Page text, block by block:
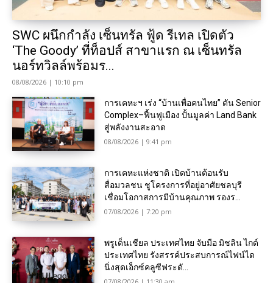
SWC ผนึกกำลัง เซ็นทรัล ฟู้ด รีเทล เปิดตัว
‘The Goody’ ที่ท็อปส์ สาขาแรก ณ เซ็นทรัล
นอร์ทวิลล์พร้อมร...
08/08/2026 | 10:10 pm
การเคหะฯ เร่ง “บ้านเพื่อคนไทย” ดัน Senior
Complex–ฟื้นฟูเมือง ปั้นมูลค่า Land Bank
สู่พลังงานสะอาด
08/08/2026 | 9:41 pm
การเคหะแห่งชาติ เปิดบ้านต้อนรับ
สื่อมวลชน ชูโครงการที่อยู่อาศัยชลบุรี
เชื่อมโอกาสการมีบ้านคุณภาพ รองร...
07/08/2026 | 7:20 pm
พรูเด็นเชียล ประเทศไทย จับมือ มิชลิน ไกด์
ประเทศไทย รังสรรค์ประสบการณ์ไฟน์ได
นิ่งสุดเอ็กซ์คลูซีฟระดั...